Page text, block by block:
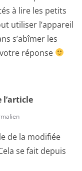
à lire les petits
utiliser l’appareil
s’abîmer les
réponse
l’article
de la modifiée
se fait depuis